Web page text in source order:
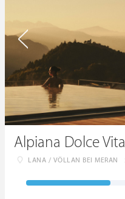
LANA / VÖLLAN BEI MERAN